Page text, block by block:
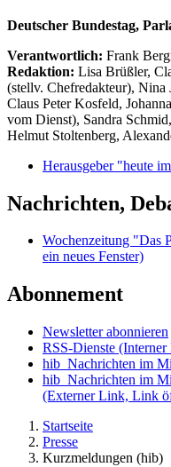
Deutscher Bundestag,
Verantwortlich: Frank
Redaktion: Lisa Brüßler,
(stellv. Chefredakteur), Nina
Claus Peter Kosfeld,
vom Dienst), Sandra
Helmut Stoltenberg,
Herausgeber "heute
Nachrichten,
Wochenzeitung "Das
ein neues Fenster)
Abonnement
Newsletter abonnieren
RSS-Dienste
hib_Nachrichten im
hib_Nachrichten im
(Externer Link, Link
Startseite
Presse
Kurzmeldungen (hib)